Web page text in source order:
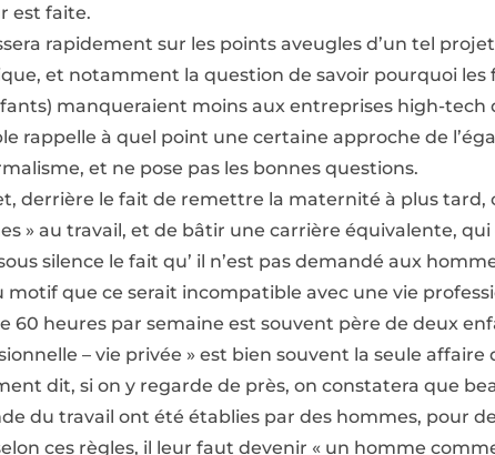
est faite.
rapidement sur les points aveugles d’un tel
et notamment la question de savoir pourquoi
manqueraient moins aux entreprises high-tech
rappelle à quel point une certaine approche de
et ne pose pas les bonnes questions.
derrière le fait de remettre la maternité à plus tard,
» au travail, et de bâtir une carrière équivalente,
silence le fait qu’ il n’est pas demandé aux
motif que ce serait incompatible avec une vie
60 heures par semaine est souvent père de deux
– vie privée » est bien souvent la seule affaire
dit, si on y regarde de près, on constatera que
du travail ont été établies par des hommes, pour
ces règles, il leur faut devenir « un homme